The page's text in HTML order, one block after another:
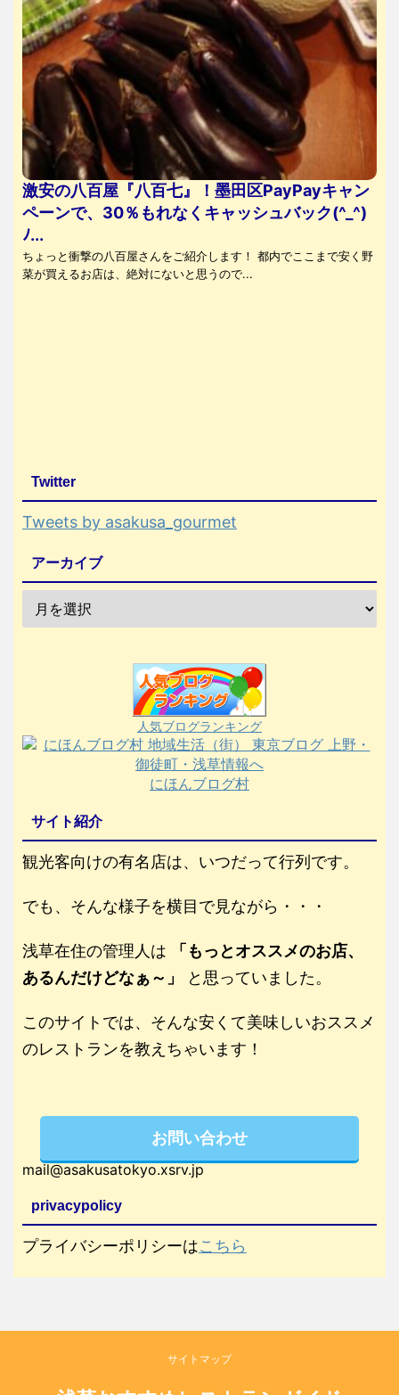
激安の八百屋『八百七』！墨田区PayPayキャン
ペーンで、30％もれなくキャッシュバック(^_^)
ﾉ...
ちょっと衝撃の八百屋さんをご紹介します！ 都内でここまで安く野
菜が買えるお店は、絶対にないと思うので...
Twitter
Tweets by asakusa_gourmet
アーカイブ
人気ブログランキング
にほんブログ村
サイト紹介
観光客向けの有名店は、いつだって行列です。
でも、そんな様子を横目で見ながら・・・
浅草在住の管理人は
「もっとオススメのお店、
あるんだけどなぁ～」
と思っていました。
このサイトでは、そんな安くて美味しいおススメ
のレストランを教えちゃいます！
お問い合わせ
mail@asakusatokyo.xsrv.jp
privacypolicy
プライバシーポリシーはこちら
サイトマップ